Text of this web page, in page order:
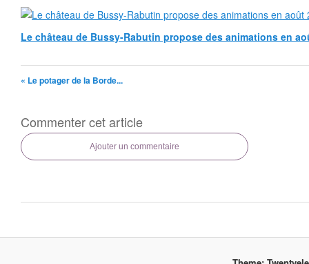
Le château de Bussy-Rabutin propose des animations en
« Le potager de la Borde...
Commenter cet article
Ajouter un commentaire